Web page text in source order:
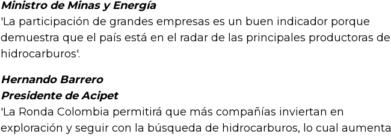
Ministro de Minas y Energía
'La participación de grandes empresas es un buen indicador porque
demuestra que el país está en el radar de las principales productoras de
hidrocarburos'.
Hernando Barrero
Presidente de Acipet
'La Ronda Colombia permitirá que más compañías inviertan en
exploración y seguir con la búsqueda de hidrocarburos, lo cual aumenta